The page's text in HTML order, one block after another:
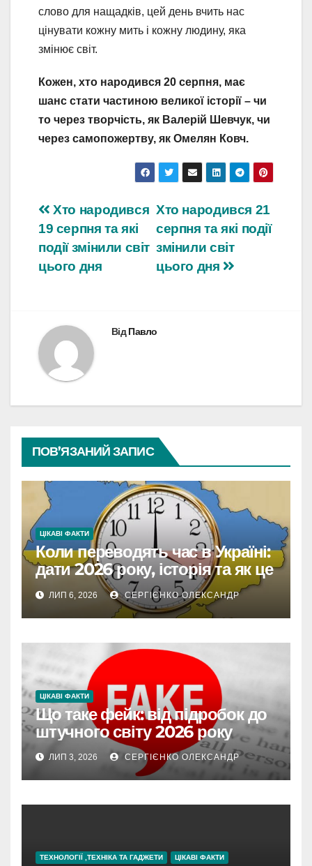
слово для нащадків, цей день вчить нас
цінувати кожну мить і кожну людину, яка
змінює світ.
Кожен, хто народився 20 серпня, має
шанс стати частиною великої історії – чи
то через творчість, як Валерій Шевчук, чи
через самопожертву, як Омелян Ковч.
Навігація
записів
Хто народився 21
серпня та які події
змінили світ
цього дня
Хто народився
19 серпня та які
події змінили світ
цього дня
ВідПавло
ПОВ’ЯЗАНИЙ ЗАПИС
ЦІКАВІ ФАКТИ
Коли переводять час в Україні:
дати 2026 року, історія та як це
впливає на життя
ЛИП 6, 2026 СЕРГІЄНКО ОЛЕКСАНДР
ЦІКАВІ ФАКТИ
Що таке фейк: від підробок до
штучного світу 2026 року
ЛИП 3, 2026 СЕРГІЄНКО ОЛЕКСАНДР
ТЕХНОЛОГІЇ ,ТЕХНІКА ТА ГАДЖЕТИ ЦІКАВІ ФАКТИ